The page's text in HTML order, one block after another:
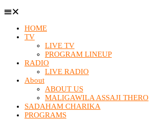
HOME
TV
LIVE TV
PROGRAM LINEUP
RADIO
LIVE RADIO
About
ABOUT US
MALIGAWILA ASSAJI THERO
SADAHAM CHARIKA
PROGRAMS